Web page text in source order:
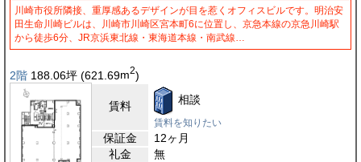
川崎市役所隣接、重厚感あるデザインが目を惹くオフィスビルです。明治安
田生命川崎ビルは、川崎市川崎区宮本町6に位置し、京急本線の京急川崎駅
から徒歩6分、JR京浜東北線・東海道本線・南武線…
2階 188.06坪 (621.69m2)
賃料 相談
賃料を知りたい
保証金
12ヶ月
礼金
無